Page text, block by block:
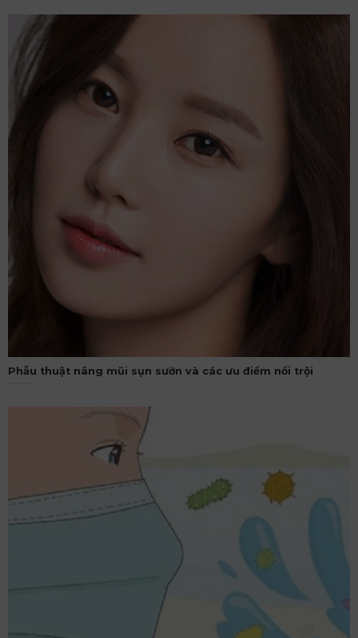
Phẫu thuật nâng mũi sụn sườn và các ưu điểm nổi trội